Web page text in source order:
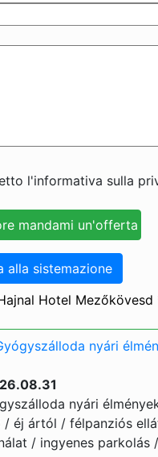
l'informativa sulla
alla sistemazione
Hotel Mezőkövesd
nyári
nyári
éj ártól / félpanziós
/ ingyenes parkolás